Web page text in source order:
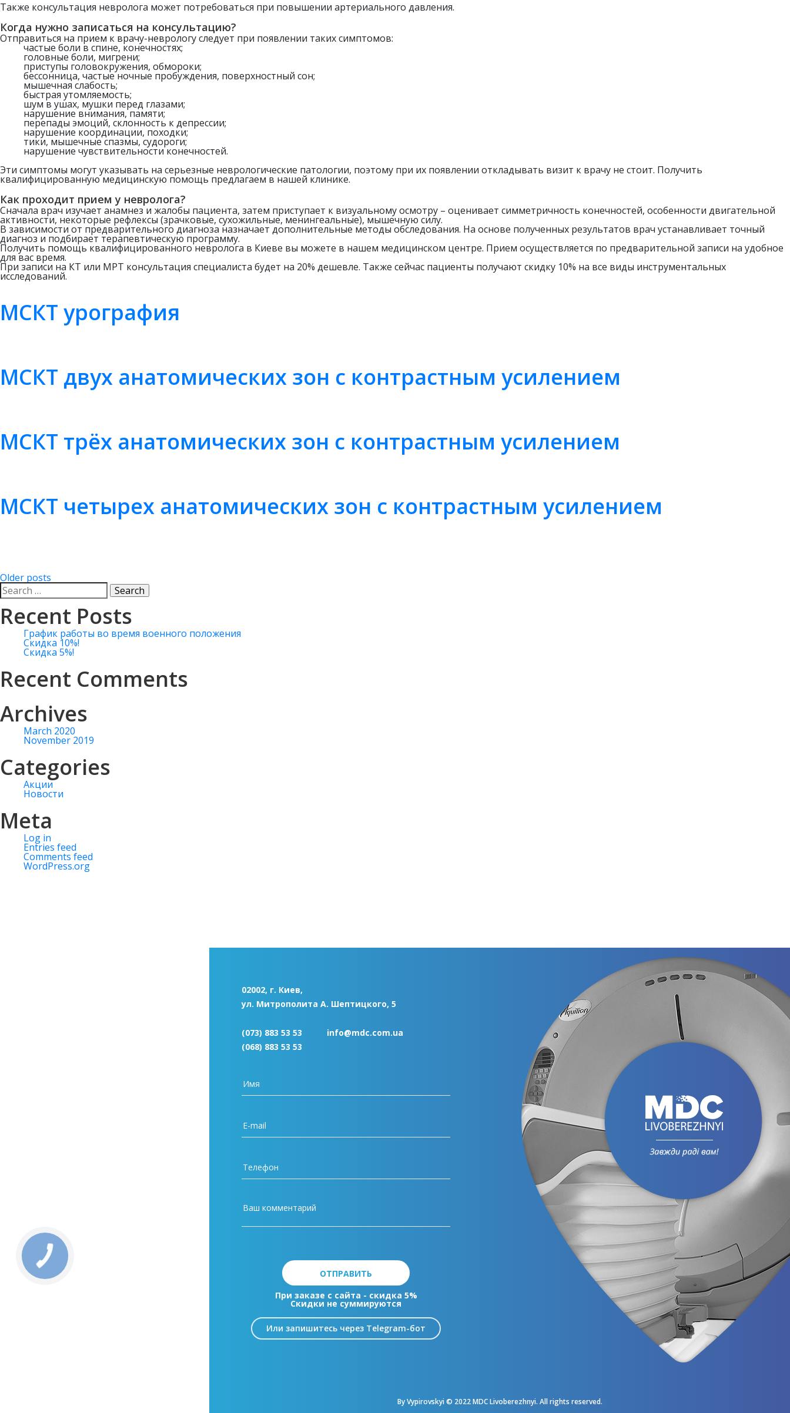
Также консультация невролога может потребоваться при повышении артериального давления.
Когда нужно записаться на консультацию?
Отправиться на прием к врачу-неврологу следует при появлении таких симптомов:
частые боли в спине, конечностях;
головные боли, мигрени;
приступы головокружения, обмороки;
бессонница, частые ночные пробуждения, поверхностный сон;
мышечная слабость;
быстрая утомляемость;
шум в ушах, мушки перед глазами;
нарушение внимания, памяти;
перепады эмоций, склонность к депрессии;
нарушение координации, походки;
тики, мышечные спазмы, судороги;
нарушение чувствительности конечностей.
Эти симптомы могут указывать на серьезные неврологические патологии, поэтому при их появлении откладывать визит к врачу не стоит. Получить
квалифицированную медицинскую помощь предлагаем в нашей клинике.
Как проходит прием у невролога?
Сначала врач изучает анамнез и жалобы пациента, затем приступает к визуальному осмотру – оценивает симметричность конечностей, особенности двигательной
активности, некоторые рефлексы (зрачковые, сухожильные, менингеальные), мышечную силу.
В зависимости от предварительного диагноза назначает дополнительные методы обследования. На основе полученных результатов врач устанавливает точный
диагноз и подбирает терапевтическую программу.
Получить помощь квалифицированного невролога в Киеве вы можете в нашем медицинском центре. Прием осуществляется по предварительной записи на удобное
для вас время.
При записи на КТ или МРТ консультация специалиста будет на 20% дешевле. Также сейчас пациенты получают скидку 10% на все виды инструментальных
исследований.
МСКТ урография
МСКТ двух анатомических зон с контрастным усилением
МСКТ трёх анатомических зон с контрастным усилением
МСКТ четырех анатомических зон с контрастным усилением
Posts
navigation
Older posts
Search
for:
Recent Posts
График работы во время военного положения
Скидка 10%!
Скидка 5%!
Recent Comments
Archives
March 2020
November 2019
Categories
Акции
Новости
Meta
Log in
Entries feed
Comments feed
WordPress.org
02002, г. Киев,
ул. Митрополита А. Шептицкого, 5
(073) 883 53 53
(068) 883 53 53
info@mdc.com.ua
ОТПРАВИТЬ
При заказе с сайта - скидка 5%
Скидки не суммируются
Или запишитесь через Telegram-бот
By Vypirovskyi © 2022 MDC Livoberezhnyi. All rights reserved.